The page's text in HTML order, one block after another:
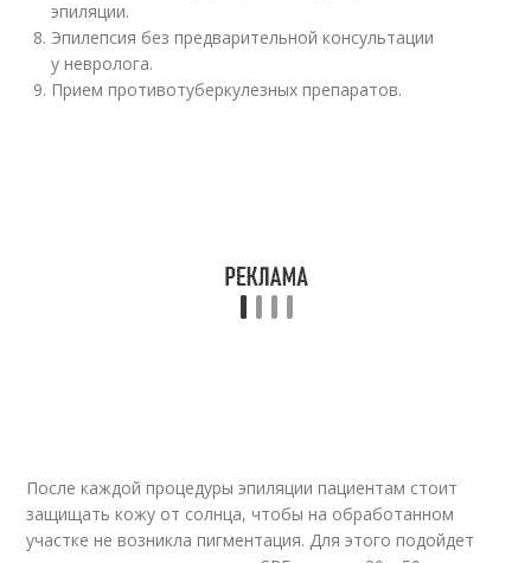
эпиляции.
Эпилепсия без предварительной консультации
у невролога.
Прием противотуберкулезных препаратов.
После каждой процедуры эпиляции пациентам стоит
защищать кожу от солнца, чтобы на обработанном
участке не возникла пигментация. Для этого подойдет